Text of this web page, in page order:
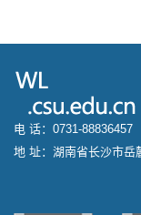
电 话：0731-
地 址：湖南省长沙市